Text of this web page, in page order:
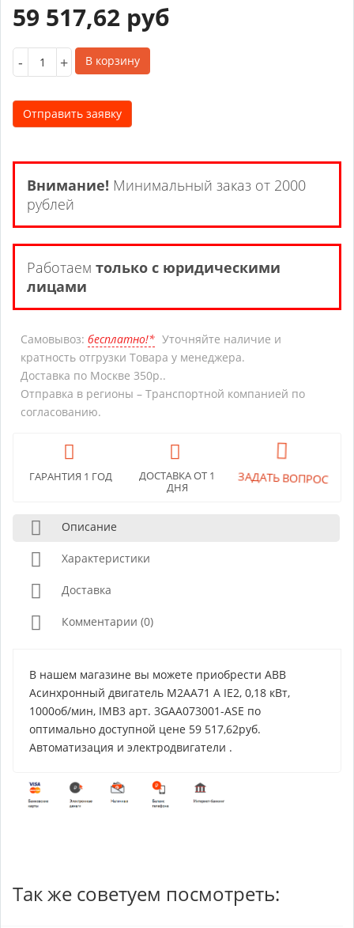
59 517,62 руб
- + В корзину
Отправить заявку
Внимание! Минимальный заказ от 2000
рублей
Работаем только с юридическими
лицами
Самовывоз: бесплатно!* Уточняйте наличие и
кратность отгрузки Товара у менеджера.
Доставка по Москве 350р..
Отправка в регионы – Транспортной компанией по
согласованию.
ГАРАНТИЯ 1 ГОД
ДОСТАВКА ОТ 1
ДНЯ
ЗАДАТЬ ВОПРОС
Описание
Характеристики
Доставка
Комментарии (0)
В нашем магазине вы можете приобрести ABB
Асинхронный двигатель M2AA71 A IE2, 0,18 кВт,
1000об/мин, IMB3 арт. 3GAA073001-ASE по
оптимально доступной цене 59 517,62руб.
Автоматизация и электродвигатели .
Так же советуем посмотреть: